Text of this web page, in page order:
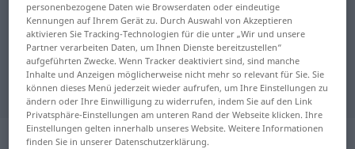
Norwegisch-Deutsch Übersetzung
für "blekksprut"
"blekksprut" Deutsch Übersetzung
„blekksprut“: Maskulinum
personenbezogene Daten wie Browserdaten oder eindeutige
Kennungen auf Ihrem Gerät zu. Durch Auswahl von Akzeptieren
aktivieren Sie Tracking-Technologien für die unter „Wir und unsere
Partner verarbeiten Daten, um Ihnen Dienste bereitzustellen“
aufgeführten Zwecke. Wenn Tracker deaktiviert sind, sind manche
Inhalte und Anzeigen möglicherweise nicht mehr so relevant für Sie. Sie
können dieses Menü jederzeit wieder aufrufen, um Ihre Einstellungen zu
ändern oder Ihre Einwilligung zu widerrufen, indem Sie auf den Link
Privatsphäre-Einstellungen am unteren Rand der Webseite klicken. Ihre
Einstellungen gelten innerhalb unseres Website. Weitere Informationen
finden Sie in unserer Datenschutzerklärung.